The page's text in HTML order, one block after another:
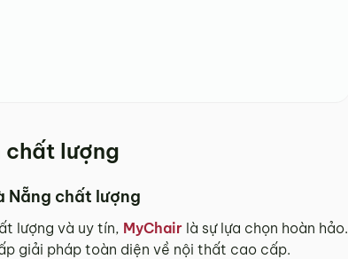
lượng
Nẵng chất lượng
lượng và uy tín, MyChair là sự lựa chọn hoàn hảo.
giải pháp toàn diện về nội thất cao cấp.